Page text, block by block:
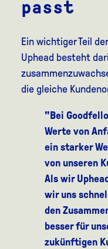
passt
Ein wichtiger Teil
Uphead besteht
die gleiche
"Bei
Werte von
ein starker
von unseren
Als wir
wir uns
den
besser für
zukünftigen